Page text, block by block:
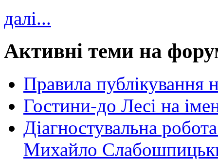
далі...
Активні теми на
Правила публікування
Гостини-до Лесі на
Діагностувальна
Михайло